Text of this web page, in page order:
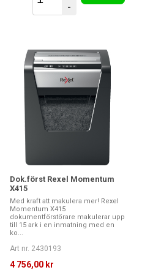
-
Dok.först Rexel Momentum
X415
Med kraft att makulera mer! Rexel
Momentum X415
dokumentförstörare makulerar upp
till 15 ark i en inmatning med en
ko...
Art nr. 2430193
4 756,00 kr